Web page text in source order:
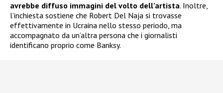
avrebbe diffuso immagini del volto dell’artista. Inoltre,
l’inchiesta sostiene che Robert Del Naja si trovasse
effettivamente in Ucraina nello stesso periodo, ma
accompagnato da un’altra persona che i giornalisti
identificano proprio come Banksy.